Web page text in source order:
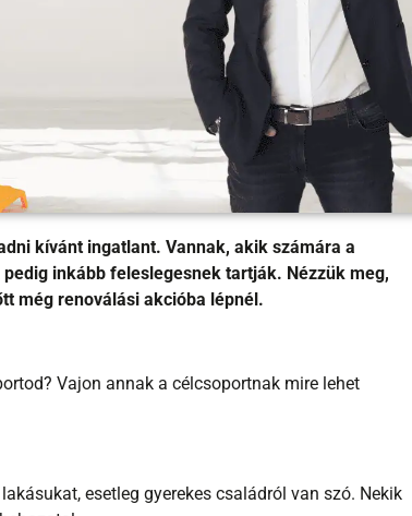
kívánt ingatlant. Vannak, akik számára a
inkább feleslegesnek tartják. Nézzük meg,
még renoválási akcióba lépnél.
Vajon annak a célcsoportnak mire lehet
esetleg gyerekes családról van szó. Nekik